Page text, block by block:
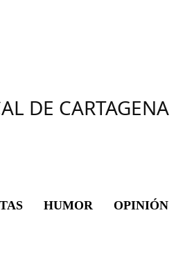
DE CARTAGENA
HUMOR OPINIÓN